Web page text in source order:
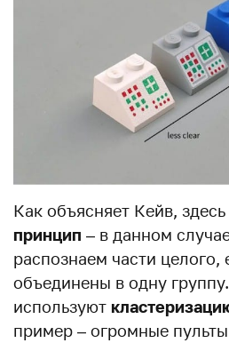
Как объясняет Кейв,
принцип – в данном
распознаем части целого,
объединены в одну
используют
пример – огромные